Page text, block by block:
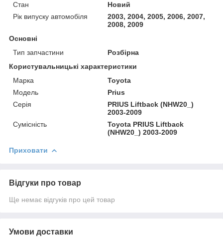
Стан
Новий
Рік випуску автомобіля
2003, 2004, 2005, 2006, 2007,
2008, 2009
Основні
Тип запчастини
Розбірна
Користувальницькі характеристики
Марка
Toyota
Модель
Prius
Серія
PRIUS Liftback (NHW20_)
2003-2009
Сумісність
Toyota PRIUS Liftback
(NHW20_) 2003-2009
Приховати
Відгуки про товар
Ще немає відгуків про цей товар
Умови доставки